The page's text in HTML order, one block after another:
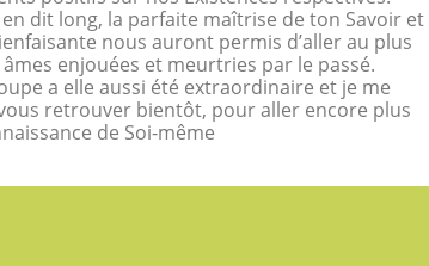
dit long, la parfaite maîtrise de ton Savoir et
nous auront permis d’aller au plus
enjouées et meurtries par le passé.
a elle aussi été extraordinaire et je me
retrouver bientôt, pour aller encore plus
de Soi-même